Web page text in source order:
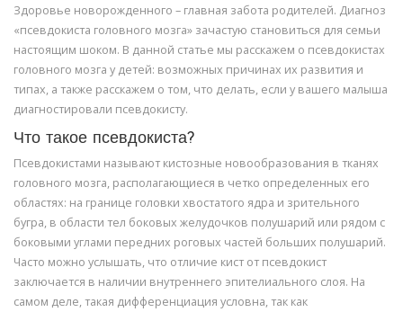
Здоровье новорожденного – главная забота родителей. Диагноз
«псевдокиста головного мозга» зачастую становиться для семьи
настоящим шоком. В данной статье мы расскажем о псевдокистах
головного мозга у детей: возможных причинах их развития и
типах, а также расскажем о том, что делать, если у вашего малыша
диагностировали псевдокисту.
Что такое псевдокиста?
Псевдокистами называют кистозные новообразования в тканях
головного мозга, располагающиеся в четко определенных его
областях: на границе головки хвостатого ядра и зрительного
бугра, в области тел боковых желудочков полушарий или рядом с
боковыми углами передних роговых частей больших полушарий.
Часто можно услышать, что отличие кист от псевдокист
заключается в наличии внутреннего эпителиального слоя. На
самом деле, такая дифференциация условна, так как